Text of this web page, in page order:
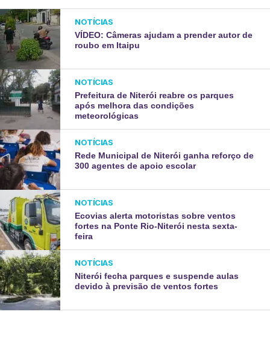
NOTÍCIAS
VÍDEO: Câmeras ajudam a prender autor de
roubo em Itaipu
NOTÍCIAS
Prefeitura de Niterói reabre os parques
após melhora das condições
meteorológicas
NOTÍCIAS
Rede Municipal de Niterói ganha reforço de
300 agentes de apoio escolar
NOTÍCIAS
Ecovias alerta motoristas sobre ventos
fortes na Ponte Rio-Niterói nesta sexta-
feira
NOTÍCIAS
Niterói fecha parques e suspende aulas
devido à previsão de ventos fortes